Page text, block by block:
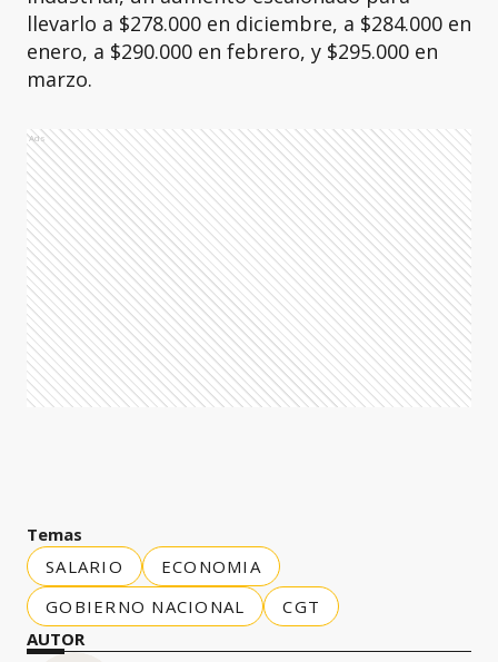
llevarlo a $278.000 en diciembre, a $284.000 en
enero, a $290.000 en febrero, y $295.000 en
marzo.
Ads
Temas
SALARIO
ECONOMIA
GOBIERNO NACIONAL
CGT
AUTOR